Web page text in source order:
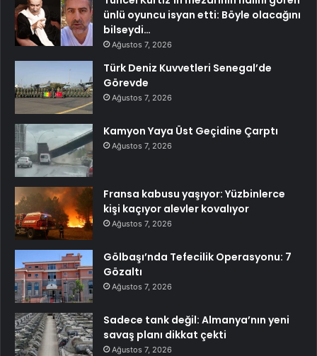
ünlü oyuncu isyan etti: Böyle olacağını
bilseydi…
Ağustos 7, 2026
Türk Deniz Kuvvetleri Senegal’de
Görevde
Ağustos 7, 2026
Kamyon Yaya Üst Geçidine Çarptı
Ağustos 7, 2026
Fransa kabusu yaşıyor: Yüzbinlerce
kişi kaçıyor alevler kovalıyor
Ağustos 7, 2026
Gölbaşı’nda Tefecilik Operasyonu: 7
Gözaltı
Ağustos 7, 2026
Sadece tank değil: Almanya’nın yeni
savaş planı dikkat çekti
Ağustos 7, 2026